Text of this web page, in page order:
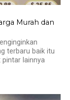
Murah dan
terbaru baik itu
pintar lainnya